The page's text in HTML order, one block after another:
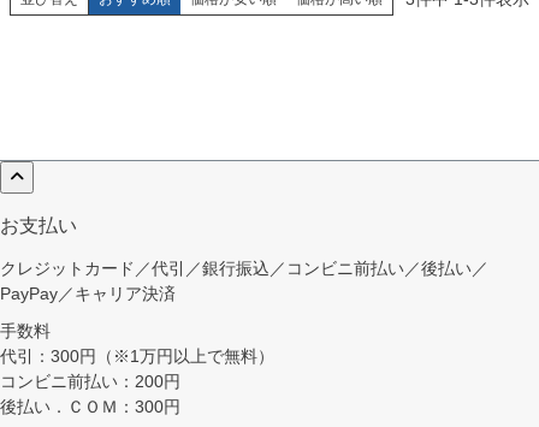
お支払い
クレジットカード／代引／銀行振込／コンビニ前払い／後払い／
PayPay／キャリア決済
手数料
代引：300円（※1万円以上で無料）
コンビニ前払い：200円
後払い．ＣＯＭ：300円